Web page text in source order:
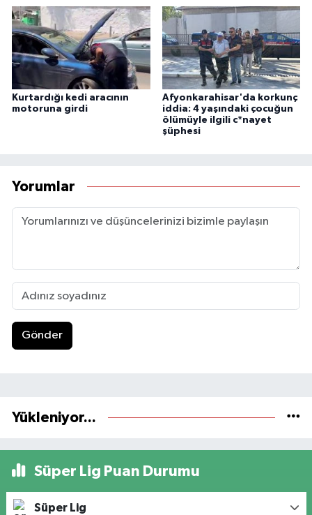
Kurtardığı kedi aracının
motoruna girdi
Afyonkarahisar'da korkunç
iddia: 4 yaşındaki çocuğun
ölümüyle ilgili c*nayet
şüphesi
Yorumlar
Gönder
Yükleniyor...
Süper Lig Puan Durumu
Süper Lig